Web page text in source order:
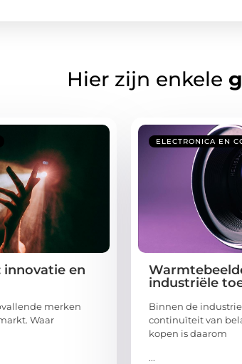
Hier zijn enkele
innovatie en
merken
Waar
ELECTRONICA EN
industriële
Binnen de
continuïteit van
kopen is daarom
...